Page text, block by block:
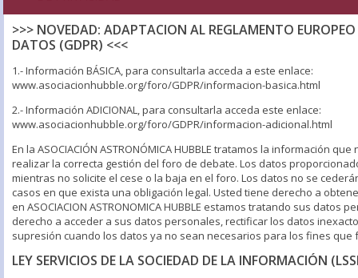
>>> NOVEDAD: ADAPTACION AL REGLAMENTO EUROPEO
DATOS (GDPR) <<<
1.- Información BÁSICA, para consultarla acceda a este enlace:
www.asociacionhubble.org/foro/GDPR/informacion-basica.html
2.- Información ADICIONAL, para consultarla acceda este enlace:
www.asociacionhubble.org/foro/GDPR/informacion-adicional.html
En la ASOCIACIÓN ASTRONÓMICA HUBBLE tratamos la información
realizar la correcta gestión del foro de debate. Los datos
mientras no solicite el cese o la baja en el foro. Los datos no se
casos en que exista una obligación legal. Usted tiene derecho a
en ASOCIACION ASTRONOMICA HUBBLE estamos tratando sus datos
derecho a acceder a sus datos personales, rectificar los datos
supresión cuando los datos ya no sean necesarios para los fines que
LEY SERVICIOS DE LA SOCIEDAD DE LA INFORMACIÓN